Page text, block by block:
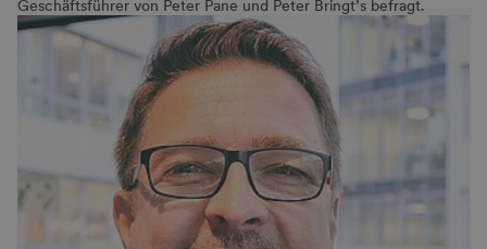
Geschäftsführer von Peter Pane und Peter Bringt’s befragt.